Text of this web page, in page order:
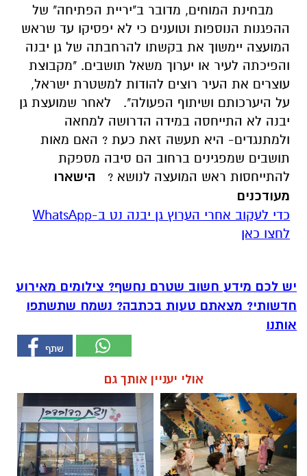
מבחינת המוחים, מדובר ב"יריית הפתיחה" של
ההפגנות הנוספות וטוענים כי לא יפסיקו עד שראש
המועצה יימשוך את בקשתו להרחבתה של גן יבנה
והפיכתה לעיר או יערוך משאל תושבים. "מקבוצת
עוצרים את העיר רוצים להודות למשטרת ישראל,
על היערכותם ושיתוף הפעולה".
לאחר שמועצת גן
יבנה לא התייחסה במידה הדרושה למחאה
ולמתנגדים- היא תעשה זאת כעת ? האם מאות
תושבים שמפגינים ברחוב הם סיבה מספקת
להתייחסות ראש המועצה לנושא ?
הישארו
מעודכנים
‏כדי לעקוב אחרי הערוץ גן יבנה נט ב-WhatsApp
לחצו כאן
יש לכם מידע חשוב שטרם נחשף? צילומים מאירוע
חדשותי? מצאתם טעות בכתבה? נשמח שתשתפו
אותנו
אולי יעניין אותך גם